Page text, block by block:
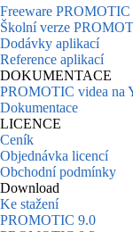
Freeware PROMOTIC
Školní verze
Dodávky aplikací
Reference aplikací
DOKUMENTACE
PROMOTIC videa na
Dokumentace
LICENCE
Ceník
Objednávka licencí
Obchodní podmínky
Download
Ke stažení
PROMOTIC 9.0